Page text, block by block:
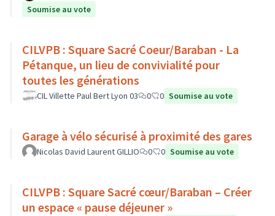
Soumise au vote
CILVPB : Square Sacré Coeur/Baraban - La
Pétanque, un lieu de convivialité pour
toutes les générations
CIL Villette Paul Bert Lyon 03 0 0 Soumise au vote
Garage à vélo sécurisé à proximité des gares
Nicolas David Laurent GILLIO 0 0 Soumise au vote
CILVPB : Square Sacré cœur/Baraban – Créer
un espace « pause déjeuner »